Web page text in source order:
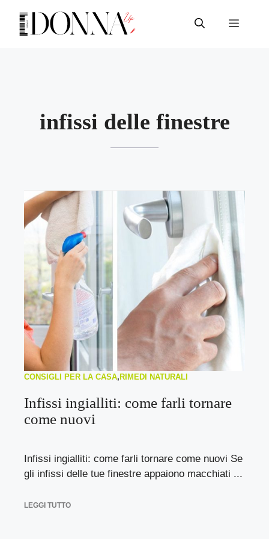
contenuto
Menu
infissi delle finestre
CONSIGLI PER LA CASA, RIMEDI NATURALI
Infissi ingialliti: come farli tornare
come nuovi
Infissi ingialliti: come farli tornare come nuovi Se
gli infissi delle tue finestre appaiono macchiati ...
LEGGI TUTTO